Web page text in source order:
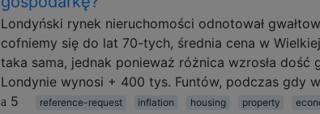
Londyński rynek nieruchomości odnotował
cofniemy się do lat 70-tych, średnia cena w
taka sama, jednak ponieważ różnica wzrosła dość
Londynie wynosi + 400 tys. Funtów, podczas gdy
5
reference-request inflation housing property